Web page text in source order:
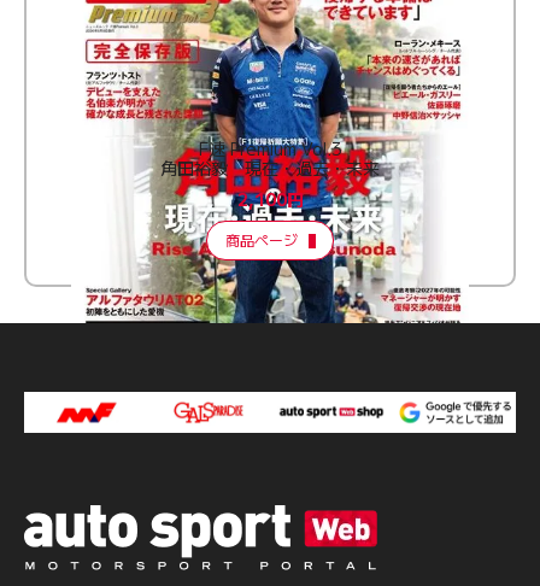
F速 Premium Vol.3
角田裕毅 現在・過去・未来
2,100円
商品ページ